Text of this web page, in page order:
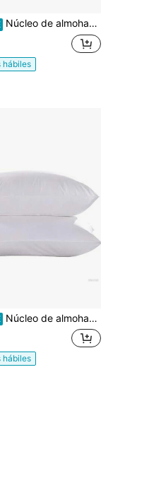
Núcleo de almohada de espuma viscoelástica blanca - Múltiples especificaciones - 40*70/75/80/90/105/135/150 antibacteriano y antiácaros - Sin deformación - Uso doméstico - Almohada de protección para el cuello suave y cómoda
hábiles
Núcleo de almohada de espuma viscoelástica blanca - Múltiples especificaciones - 40*70/75/80/90/105/135/150 antibacteriano y antiácaros - Sin deformación - Uso doméstico - Almohada de protección para el cuello suave y cómoda
hábiles